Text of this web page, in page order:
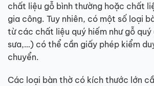
chất liệu gỗ bình thường hoặc chất
gia công. Tuy nhiên, có một số loại
từ các chất liệu quý hiếm như gỗ
sưa,…) có thể cần giấy phép kiểm
chuyển.
Các loại bàn thờ có kích thước lớn